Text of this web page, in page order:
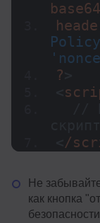
?
/
Не
как кнопка